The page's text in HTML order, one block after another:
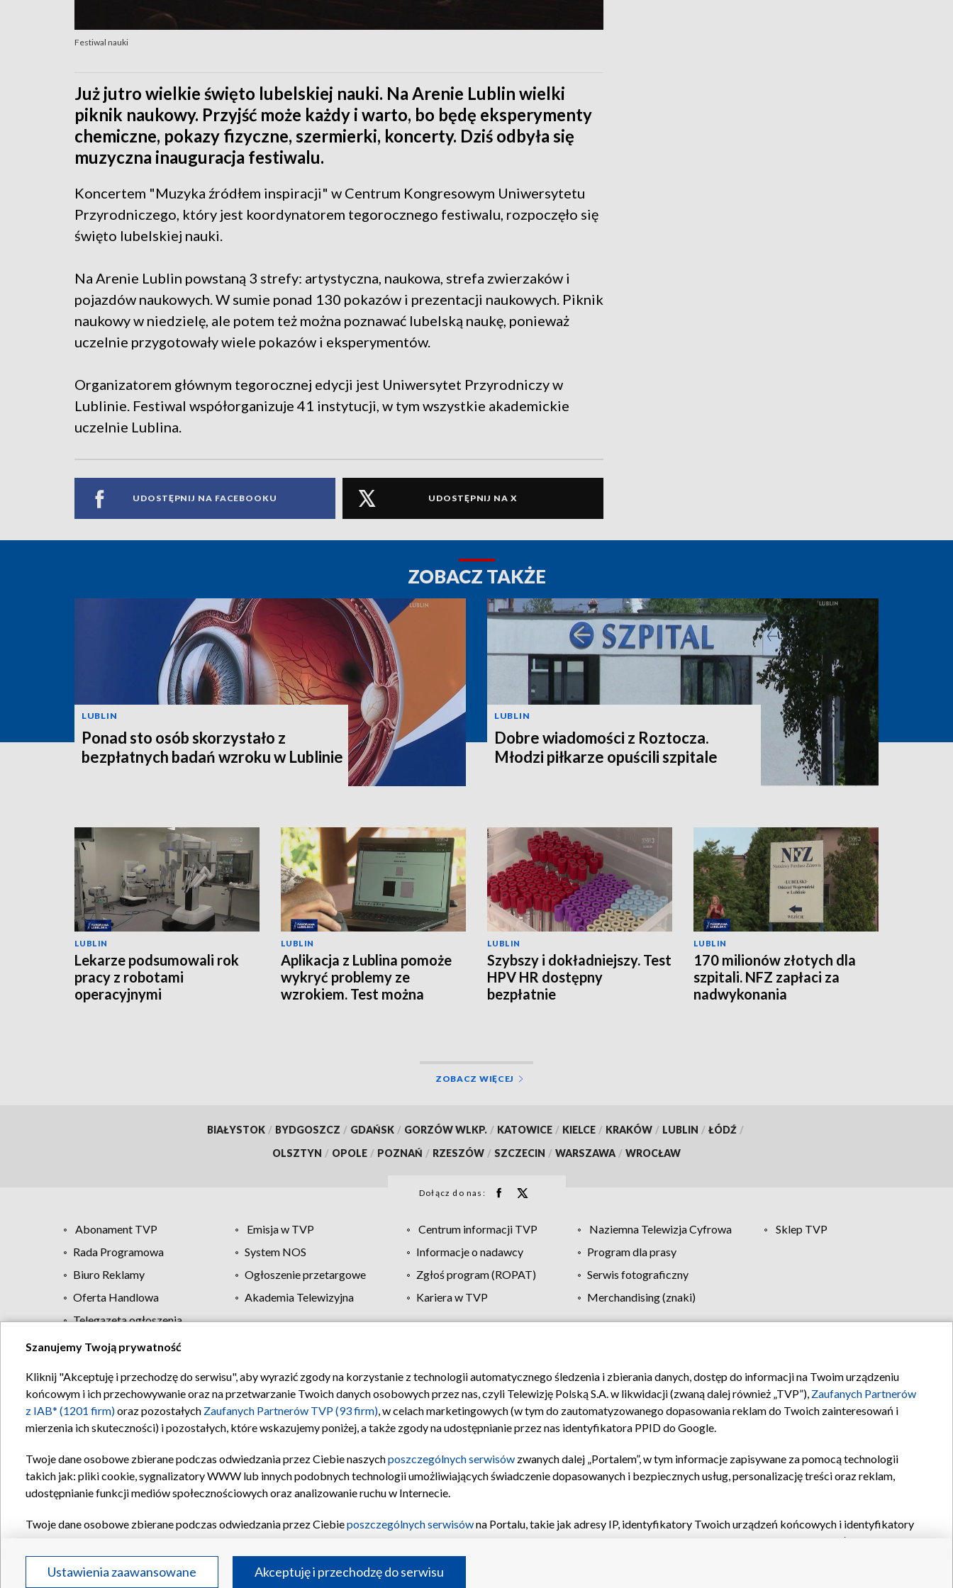
Festiwal nauki
Już jutro wielkie święto lubelskiej nauki. Na Arenie Lublin wielki
piknik naukowy. Przyjść może każdy i warto, bo będę eksperymenty
chemiczne, pokazy fizyczne, szermierki, koncerty. Dziś odbyła się
muzyczna inauguracja festiwalu.
Koncertem "Muzyka źródłem inspiracji" w Centrum Kongresowym Uniwersytetu
Przyrodniczego, który jest koordynatorem tegorocznego festiwalu, rozpoczęło się
święto lubelskiej nauki.
Na Arenie Lublin powstaną 3 strefy: artystyczna, naukowa, strefa zwierzaków i
pojazdów naukowych. W sumie ponad 130 pokazów i prezentacji naukowych. Piknik
naukowy w niedzielę, ale potem też można poznawać lubelską naukę, ponieważ
uczelnie przygotowały wiele pokazów i eksperymentów.
Organizatorem głównym tegorocznej edycji jest Uniwersytet Przyrodniczy w
Lublinie. Festiwal współorganizuje 41 instytucji, w tym wszystkie akademickie
uczelnie Lublina.
UDOSTĘPNIJ NA FACEBOOKU UDOSTĘPNIJ NA X
ZOBACZ TAKŻE
LUBLIN
Ponad sto osób skorzystało z
bezpłatnych badań wzroku w Lublinie
LUBLIN
Dobre wiadomości z Roztocza.
Młodzi piłkarze opuścili szpitale
LUBLIN
Lekarze podsumowali rok
pracy z robotami
operacyjnymi
LUBLIN
Aplikacja z Lublina pomoże
wykryć problemy ze
wzrokiem. Test można
LUBLIN
Szybszy i dokładniejszy. Test
HPV HR dostępny
bezpłatnie
LUBLIN
170 milionów złotych dla
szpitali. NFZ zapłaci za
nadwykonania
ZOBACZ WIĘCEJ
BIAŁYSTOK / BYDGOSZCZ / GDAŃSK / GORZÓW WLKP. / KATOWICE / KIELCE / KRAKÓW / LUBLIN / ŁÓDŹ /
OLSZTYN / OPOLE / POZNAŃ / RZESZÓW / SZCZECIN / WARSZAWA / WROCŁAW
Dołącz do nas:
Abonament TVP Emisja w TVP Centrum informacji TVP Naziemna Telewizja Cyfrowa
Sklep TVP
Rada Programowa
System NOS Informacje o nadawcy
Program dla prasy
Biuro Reklamy
Ogłoszenie przetargowe Zgłoś program (ROPAT)
Serwis fotograficzny
Oferta Handlowa
Akademia Telewizyjna Kariera w TVP
Merchandising (znaki)
Telegazeta ogłoszenia
Regulamin TVP Polityka prywatności Moje zgody Pomoc Biuro reklamy Kontakt
Szanujemy Twoją prywatność
Kliknij "Akceptuję i przechodzę do serwisu", aby wyrazić zgody na korzystanie z technologii automatycznego śledzenia i zbierania danych, dostęp do informacji na Twoim urządzeniu
końcowym i ich przechowywanie oraz na przetwarzanie Twoich danych osobowych przez nas, czyli Telewizję Polską S.A. w likwidacji (zwaną dalej również „TVP”), Zaufanych Partnerów
z IAB* (1201 firm)oraz pozostałych Zaufanych Partnerów TVP (93 firm), w celach marketingowych (w tym do zautomatyzowanego dopasowania reklam do Twoich zainteresowań i
mierzenia ich skuteczności) i pozostałych, które wskazujemy poniżej, a także zgody na udostępnianie przez nas identyfikatora PPID do Google.
Twoje dane osobowe zbierane podczas odwiedzania przez Ciebie naszychposzczególnych serwisów zwanych dalej „Portalem”, w tym informacje zapisywane za pomocą technologii
takich jak: pliki cookie, sygnalizatory WWW lub innych podobnych technologii umożliwiających świadczenie dopasowanych i bezpiecznych usług, personalizację treści oraz reklam,
udostępnianie funkcji mediów społecznościowych oraz analizowanie ruchu w Internecie.
Twoje dane osobowe zbierane podczas odwiedzania przez Ciebieposzczególnych serwisówna Portalu, takie jak adresy IP, identyfikatory Twoich urządzeń końcowych i identyfikatory
oraz pozostałych
Partnerów TVPdla realizacji następujących celów i funkcji: przechowywania informacji na urządzeniu lub dostęp do nich, wyboru podstawowych reklam, wyboru spersonalizowanych
reklam, tworzenia profilu spersonalizowanych reklam, tworzenia profilu spersonalizowanych treści, wyboru spersonalizowanych treści, pomiaru wydajności reklam, pomiaru wydajności
Ustawienia zaawansowane Akceptuję i przechodzę do serwisu